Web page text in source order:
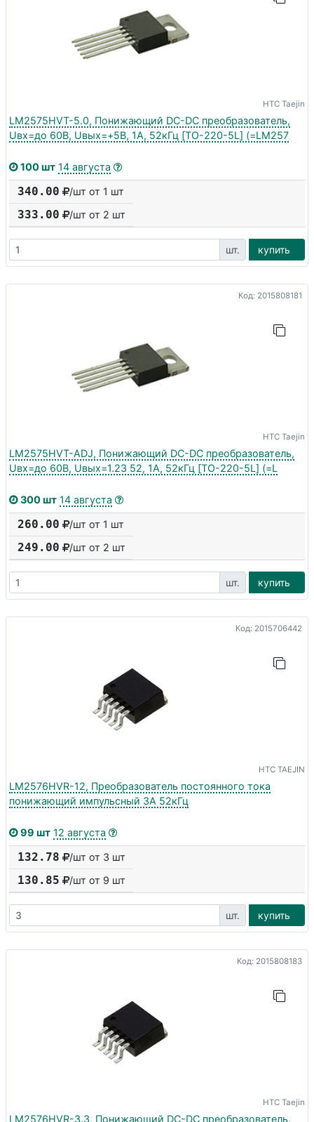
HTC Taejin
LM2575HVT-5.0, Понижающий DC-DC преобразователь,
Uвх=до 60В, Uвых=+5В, 1А, 52кГц [TO-220-5L] (=LM257
100 шт 14 августа
340.00 /шт от 1 шт
333.00 /шт от 2 шт
шт. купить
Код: 2015808181
HTC Taejin
LM2575HVT-ADJ, Понижающий DC-DC преобразователь,
Uвх=до 60В, Uвых=1.23 52, 1А, 52кГц [TO-220-5L] (=L
300 шт 14 августа
260.00 /шт от 1 шт
249.00 /шт от 2 шт
шт. купить
Код: 2015706442
HTC TAEJIN
LM2576HVR-12, Преобразователь постоянного тока
понижающий импульсный 3А 52кГц
99 шт 12 августа
132.78 /шт от 3 шт
130.85 /шт от 9 шт
шт. купить
Код: 2015808183
HTC Taejin
LM2576HVR-3.3, Понижающий DC-DC преобразователь,